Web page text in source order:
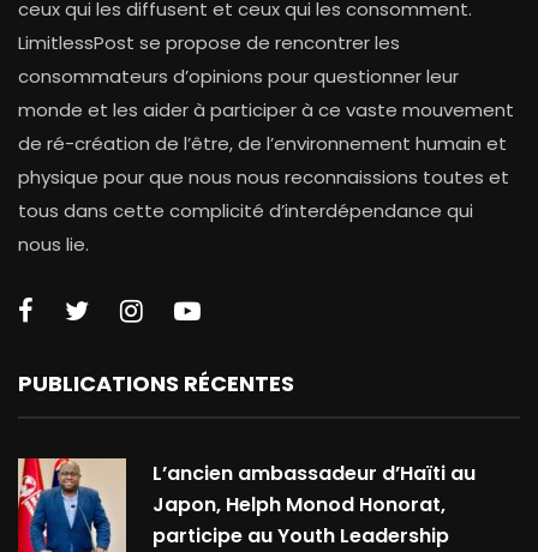
ceux qui les diffusent et ceux qui les consomment.
LimitlessPost se propose de rencontrer les
consommateurs d’opinions pour questionner leur
monde et les aider à participer à ce vaste mouvement
de ré-création de l’être, de l’environnement humain et
physique pour que nous nous reconnaissions toutes et
tous dans cette complicité d’interdépendance qui
nous lie.
PUBLICATIONS RÉCENTES
L’ancien ambassadeur d’Haïti au
Japon, Helph Monod Honorat,
participe au Youth Leadership